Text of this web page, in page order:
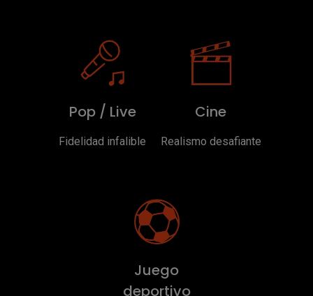
Pop / Live
Fidelidad infalible
Cine
Realismo desafiante
Juego
deportivo